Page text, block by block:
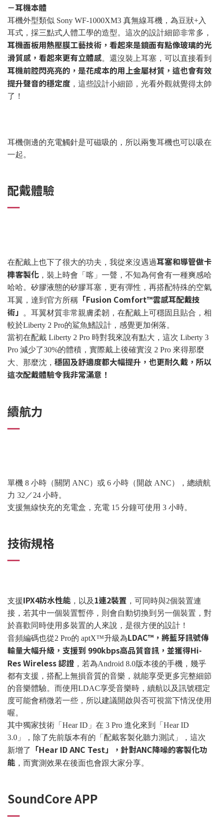
－耳機本體
耳機外型類似 Sony WF-1000XM3 真無線耳機，為豆狀+入
耳式，採三點式人體工學的造型。這次的設計細節非常多，
耳機面板用熱壓膜工藝技術，看起來是鏡面有點像玻璃的光
滑質感，看起來更有立體感。還沒裝上耳塞，可以直接看到
耳機前腔閃亮亮的，是花成本的用上金屬材質，這也會有效
提升聲音的穩定度 ，這些設計小細節，光看外觀就覺得太帥
了！
耳機側邊的充電觸針是可磁吸的，所以兩隻耳機也可以吸在
一起。
配戴體驗
在配戴上也下了很大的功夫，我從來沒遇過耳塞和導管做卡
榫客製化 ，裝上時會「喀」一聲，不知為何會有一種爽感哈
哈哈。矽膠液態的矽膠耳塞，更有彈性，再搭配特殊的空氣
耳翼，達到官方所稱 「Fusion Comfort™雲感耳配戴技
術」
。耳翼材質非常親膚柔韌，在配戴上可穩固且貼合，相
較於Liberty 2 Pro的鯊魚鰭設計，感覺更加俐落。
當初在配戴 Liberty 2 Pro 時對我來說有點大，這次 Liberty 3
Pro 減少了30%的體積，實際戴上後確實沒 2 Pro 來得那麼
大、那麼沈， 穩固及舒適度都大幅提升，也更耐久戴，所以
這次配戴體驗令我非常滿意！
續航力
單機 8 小時（關閉 ANC）或 6 小時（開啟 ANC），總續航
力 32／24 小時。
支援無線快充的充電盒，充電 15 分鐘可使用 3 小時。
技術規格
支援IPX4防水性能 ，以及 1連2裝置 ，可同時與2個裝置連
接，若其中一個裝置暫停，則會自動切換到另一個裝置，對
於喜歡同時使用多裝置的人來說，是很方便的設計！
音頻編碼也從2 Pro的 aptX™升級為LDAC™，將藍牙訊號傳
輸量大幅升級，支援到 990kbps高品質音訊，並獲得Hi-
Res Wireless 認證 ，若為Android 8.0版本後的手機，幾乎
都有支援，搭配上無損音質的音樂，就能享受更多完整細節
的音樂體驗。而使用LDAC享受音樂時，續航以及訊號穩定
度可能會稍微若一些，所以建議開啟與否可視當下情況使用
喔。
其中獨家技術「Hear ID」在 3 Pro 進化來到「Hear ID
3.0」，除了先前版本有的「配戴客製化聽力測試」，這次
新增了
「Hear ID ANC Test」，針對ANC降噪的客製化功
能 ，而實測效果在後面也會跟大家分享。
SoundCore APP